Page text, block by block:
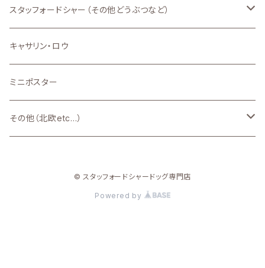
新品
新品
スタッフォードシャー（その他どうぶつなど）
新品
キャサリン・ロウ
ミニポスター
その他（北欧etc...）
© スタッフォードシャードッグ専門店
Powered by